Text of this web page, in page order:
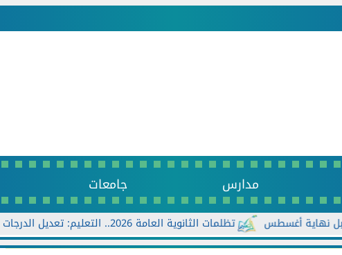
مدارس جامعات
تظلمات الثانوية العامة 2026.. التعليم: تعديل الدرجات ورد الرسوم للطلاب المستحقين أغسطس